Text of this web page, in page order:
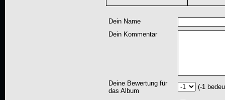
Dein Name
Dein Kommentar
Deine Bewertung für
das Album
(-1